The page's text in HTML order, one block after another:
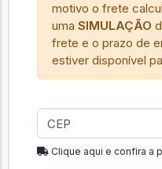
motivo o frete
umaSIMULAÇÃO
frete e o prazo de
estiver disponível
Clique aqui e confira a